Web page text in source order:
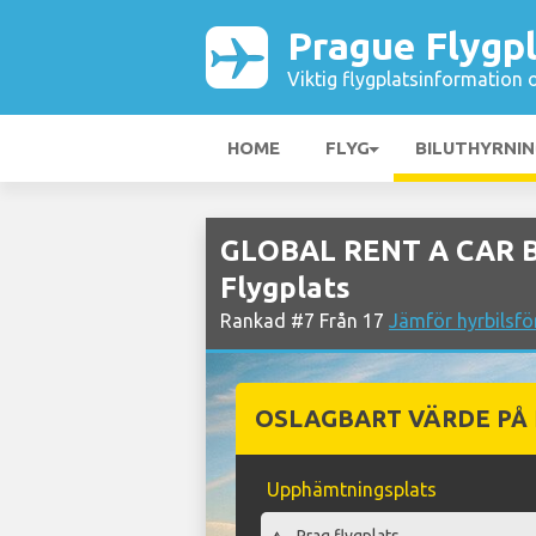
Prague
Viktig flygplatsinformation
HOME FLYG
GLOBAL RENT A
Flygplats
Rankad #7 Från 17 Jämför
OSLAGBART VÄRDE
Upphämtningsplats